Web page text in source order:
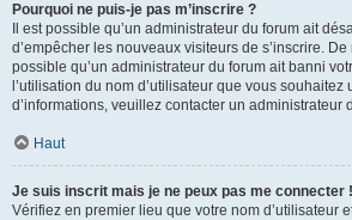
Pourquoi ne puis-je pas m’inscrire ?
Il est possible qu’un administrateur du forum ait
d’empêcher les nouveaux visiteurs de s’inscrire.
possible qu’un administrateur du forum ait banni
l’utilisation du nom d’utilisateur que vous souhaitez
d’informations, veuillez contacter un administrateur
Haut
Je suis inscrit mais je ne peux pas me connecter !
Vérifiez en premier lieu que votre nom d’utilisateur